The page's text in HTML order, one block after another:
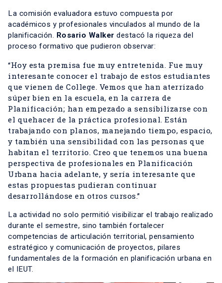
La comisión evaluadora estuvo compuesta por
académicos y profesionales vinculados al mundo de la
planificación. Rosario Walker destacó la riqueza del
proceso formativo que pudieron observar:
“Hoy esta premisa fue muy entretenida. Fue muy
interesante conocer el trabajo de estos estudiantes
que vienen de College. Vemos que han aterrizado
súper bien en la escuela, en la carrera de
Planificación; han empezado a sensibilizarse con
el quehacer de la práctica profesional. Están
trabajando con planos, manejando tiempo, espacio,
y también una sensibilidad con las personas que
habitan el territorio. Creo que tenemos una buena
perspectiva de profesionales en Planificación
Urbana hacia adelante, y sería interesante que
estas propuestas pudieran continuar
desarrollándose en otros cursos.”
La actividad no solo permitió visibilizar el trabajo realizado
durante el semestre, sino también fortalecer
competencias de articulación territorial, pensamiento
estratégico y comunicación de proyectos, pilares
fundamentales de la formación en planificación urbana en
el IEUT.